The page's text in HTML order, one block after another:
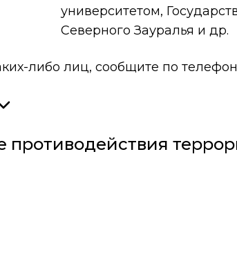
университетом,
Северного Зауралья и др.
либо лиц, сообщите по